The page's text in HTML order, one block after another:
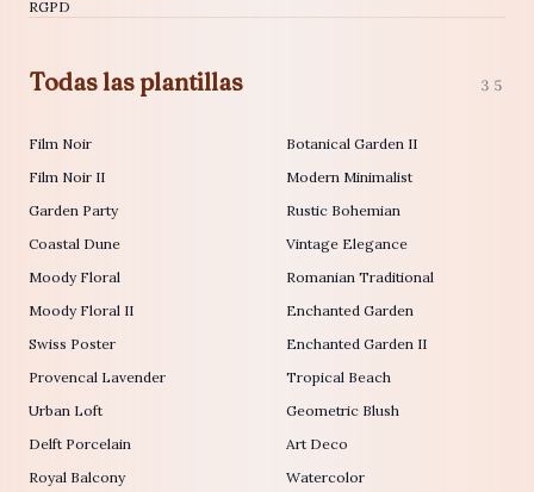
RGPD
Todas las plantillas 35
Film Noir
Film Noir II
Garden Party
Coastal Dune
Moody Floral
Moody Floral II
Swiss Poster
Provencal Lavender
Urban Loft
Delft Porcelain
Royal Balcony
Botanical Garden II
Modern Minimalist
Rustic Bohemian
Vintage Elegance
Romanian Traditional
Enchanted Garden
Enchanted Garden II
Tropical Beach
Geometric Blush
Art Deco
Watercolor